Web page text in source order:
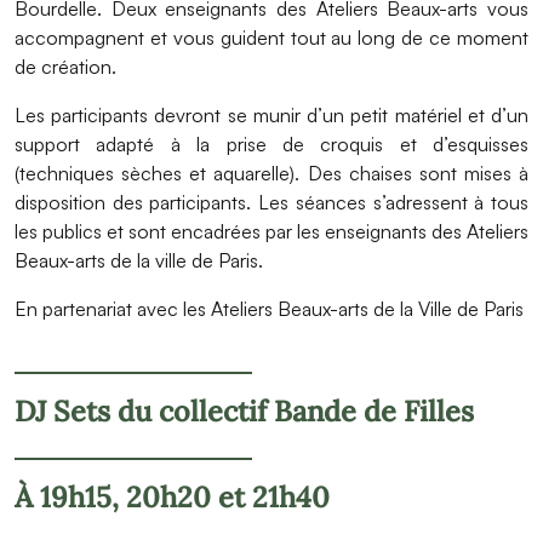
Bourdelle. Deux enseignants des Ateliers Beaux-arts vous
accompagnent et vous guident tout au long de ce moment
de création.
Les participants devront se munir d’un petit matériel et d’un
support adapté à la prise de croquis et d’esquisses
(techniques sèches et aquarelle). Des chaises sont mises à
disposition des participants. Les séances s’adressent à tous
les publics et sont encadrées par les enseignants des Ateliers
Beaux-arts de la ville de Paris.
En partenariat avec les Ateliers Beaux-arts de la Ville de Paris
DJ Sets du collectif Bande de Filles
À 19h15, 20h20 et 21h40